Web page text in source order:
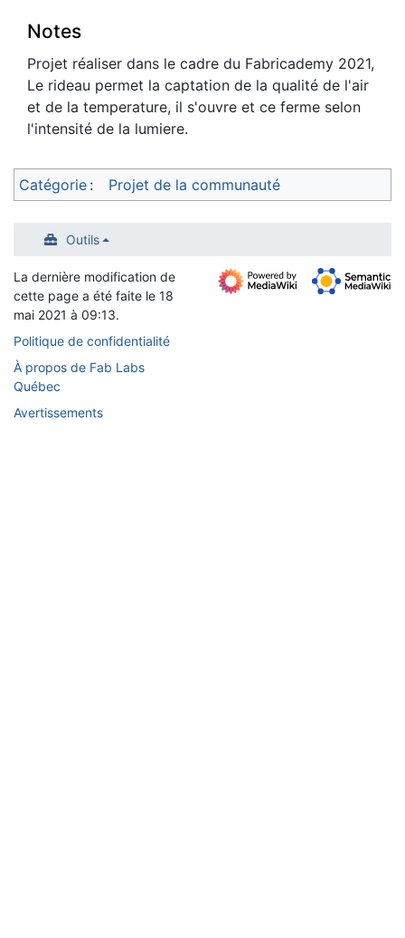
Notes
Projet réaliser dans le cadre du Fabricademy 2021,
Le rideau permet la captation de la qualité de l'air
et de la temperature, il s'ouvre et ce ferme selon
l'intensité de la lumiere.
Catégorie : Projet de la communauté
Outils
La dernière modification de
cette page a été faite le 18
mai 2021 à 09:13.
Politique de confidentialité
À propos de Fab Labs
Québec
Avertissements